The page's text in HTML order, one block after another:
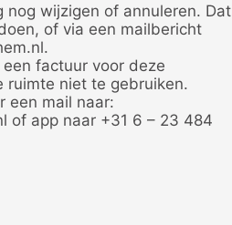
wijzigen of annuleren. Dat
of via een mailbericht
factuur voor deze
ruimte niet te gebruiken.
een mail naar:
of app naar +31 6 – 23 484